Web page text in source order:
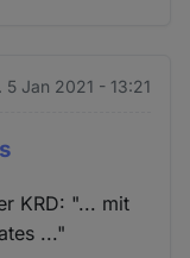
5 Jan 2021 - 13:21
KRD: "... mit
..."